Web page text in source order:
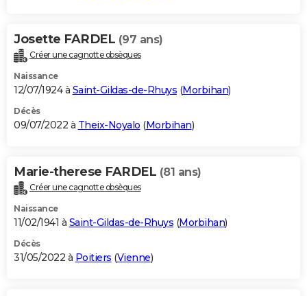
Josette FARDEL (97 ans)
Créer une cagnotte obsèques
Naissance
12/07/1924 à Saint-Gildas-de-Rhuys (Morbihan)
Décès
09/07/2022 à Theix-Noyalo (Morbihan)
Marie-therese FARDEL (81 ans)
Créer une cagnotte obsèques
Naissance
11/02/1941 à Saint-Gildas-de-Rhuys (Morbihan)
Décès
31/05/2022 à Poitiers (Vienne)